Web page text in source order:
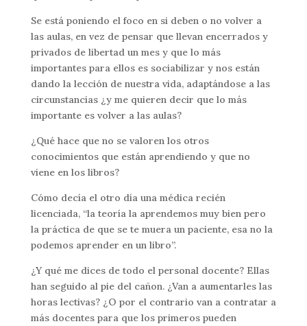
Se está poniendo el foco en si deben o no volver a
las aulas, en vez de pensar que llevan encerrados y
privados de libertad un mes y que lo más
importantes para ellos es sociabilizar y nos están
dando la lección de nuestra vida, adaptándose a las
circunstancias ¿y me quieren decir que lo más
importante es volver a las aulas?
¿Qué hace que no se valoren los otros
conocimientos que están aprendiendo y que no
viene en los libros?
Cómo decía el otro día una médica recién
licenciada, “la teoría la aprendemos muy bien pero
la práctica de que se te muera un paciente, esa no la
podemos aprender en un libro”.
¿Y qué me dices de todo el personal docente? Ellas
han seguido al pie del cañon. ¿Van a aumentarles las
horas lectivas? ¿O por el contrario van a contratar a
más docentes para que los primeros pueden